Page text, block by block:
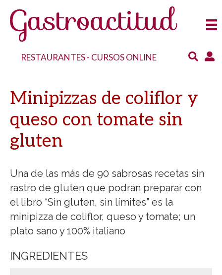
RESTAURANTES- CURSOS ONLINE
Minipizzas de coliflor y
queso con tomate sin
gluten
Una de las más de 90 sabrosas recetas sin
rastro de gluten que podrán preparar con
el libro “Sin gluten, sin límites” es la
minipizza de coliflor, queso y tomate; un
plato sano y 100% italiano
INGREDIENTES